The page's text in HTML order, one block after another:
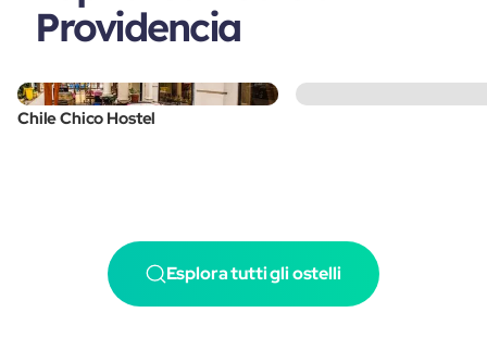
Providencia
Chile Chico Hostel
Esplora tutti gli ostelli